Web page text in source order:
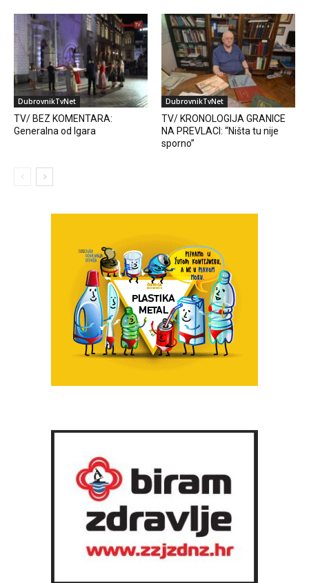
DubrovnikTvNet
TV/ BEZ KOMENTARA:
Generalna od Igara
DubrovnikTvNet
TV/ KRONOLOGIJA GRANICE
NA PREVLACI: “Ništa tu nije
sporno”